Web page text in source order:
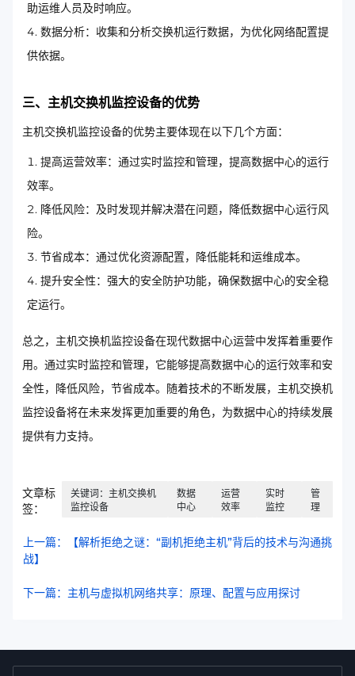
助运维人员及时响应。
数据分析：收集和分析交换机运行数据，为优化网络配置提
供依据。
三、主机交换机监控设备的优势
主机交换机监控设备的优势主要体现在以下几个方面：
提高运营效率：通过实时监控和管理，提高数据中心的运行
效率。
降低风险：及时发现并解决潜在问题，降低数据中心运行风
险。
节省成本：通过优化资源配置，降低能耗和运维成本。
提升安全性：强大的安全防护功能，确保数据中心的安全稳
定运行。
总之，主机交换机监控设备在现代数据中心运营中发挥着重要作
用。通过实时监控和管理，它能够提高数据中心的运行效率和安
全性，降低风险，节省成本。随着技术的不断发展，主机交换机
监控设备将在未来发挥更加重要的角色，为数据中心的持续发展
提供有力支持。
文章标
签：
关键词：主机交换机
监控设备
数据
中心
运营
效率
实时
监控
管
理
上一篇：【解析拒绝之谜：“副机拒绝主机”背后的技术与沟通挑
战】
下一篇：主机与虚拟机网络共享：原理、配置与应用探讨